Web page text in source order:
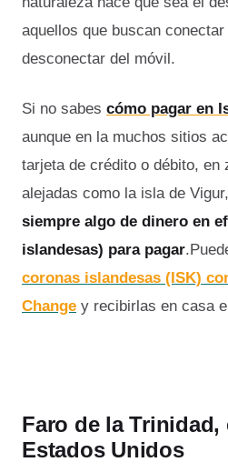
aquellos que buscan
desconectar del móvil.
Si no sabes cómo pagar en
aunque en la muchos sitios
tarjeta de crédito o débito, en
alejadas como la isla de Vigur,
siempre algo de dinero en
islandesas) para pagar
coronas islandesas (ISK)
Change y recibirlas en casa
Faro de la Trinidad,
Estados Unidos